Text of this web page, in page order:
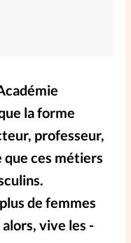
la forme
professeur,
que ces métiers
de femmes
vive les -